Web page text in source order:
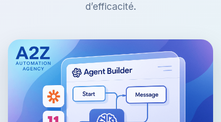
d’efficacité.